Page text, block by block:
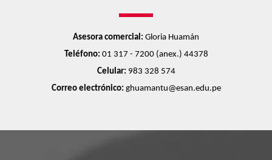
Asesora comercial: Gloria Huamán
Teléfono: 01 317 - 7200 (anex.) 44378
Celular: 983 328 574
Correo electrónico: ghuamantu@esan.edu.pe